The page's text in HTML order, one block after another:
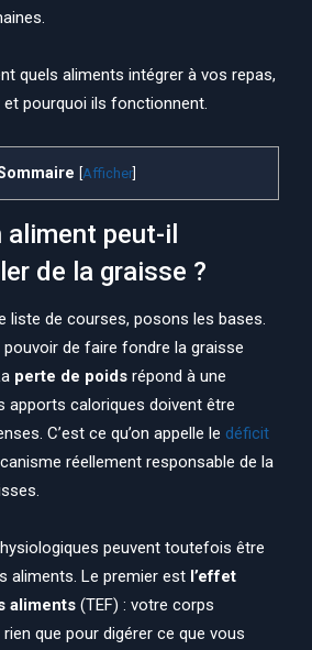
quels aliments intégrer à vos repas,
pourquoi ils fonctionnent.
[Afficher]
aliment peut-il
de la graisse ?
liste de courses, posons les bases.
pouvoir de faire fondre la graisse
perte de poids répond à une
apports caloriques doivent être
C’est ce qu’on appelle le déficit
réellement responsable de la
peuvent toutefois être
aliments. Le premier est l’effet
aliments (TEF) : votre corps
rien que pour digérer ce que vous